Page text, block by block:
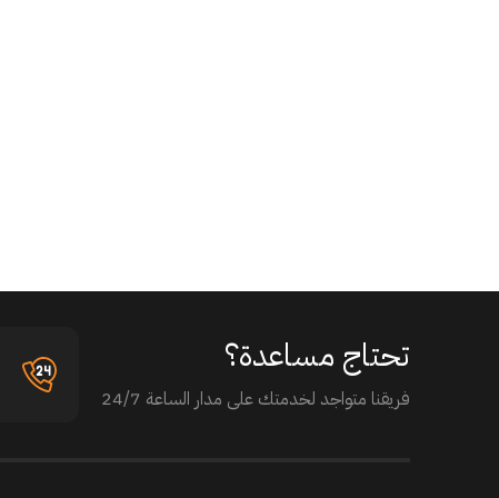
تحتاج مساعدة؟
فريقنا متواجد لخدمتك على مدار الساعة 24/7